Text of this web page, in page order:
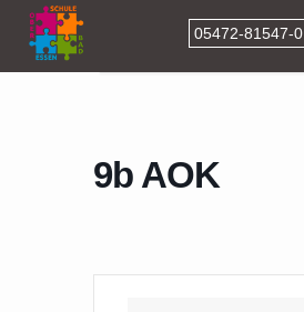
05472-81547-0
Events 9b AOK
9b AOK